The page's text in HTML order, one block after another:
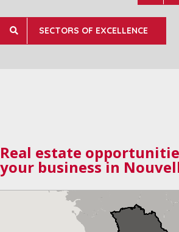
SECTORS OF EXCELLENCE
Real estate
your business in